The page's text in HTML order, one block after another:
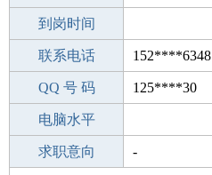
驾 照
到岗时间
期望月薪
联系电话 152****6348
手机号码 152****6348
QQ 号 码 125****30
微信号码
电脑水平
外语水平
求职意向 -